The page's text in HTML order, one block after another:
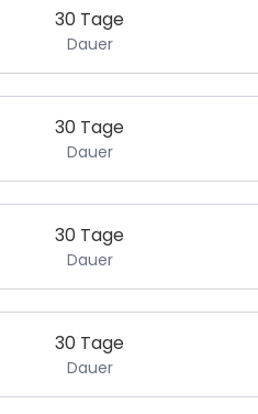
30 Tage
Dauer
30 Tage
Dauer
30 Tage
Dauer
30 Tage
Dauer